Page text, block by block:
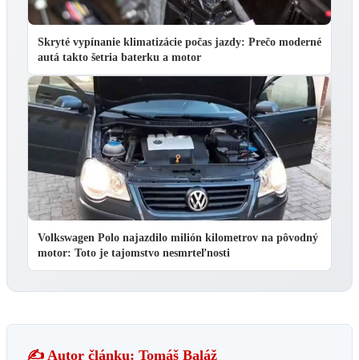
Skryté vypínanie klimatizácie počas jazdy: Prečo moderné
autá takto šetria baterku a motor
Volkswagen Polo najazdilo milión kilometrov na pôvodný
motor: Toto je tajomstvo nesmrteľnosti
✍️ Autor článku: Tomáš Baláž